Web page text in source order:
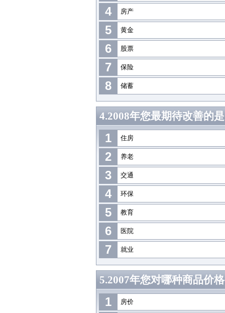
4 房产
5 黄金
6 股票
7 保险
8 储蓄
4.2008年您最期待改善的
1 住房
2 养老
3 交通
4 环保
5 教育
6 医院
7 就业
5.2007年您对哪种商品价
1 房价